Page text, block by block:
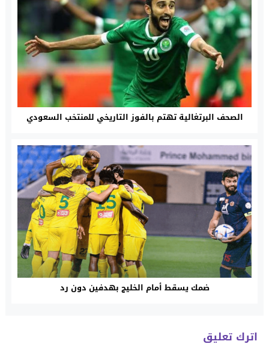
الصحف البرتغالية تهتم بالفوز التاريخي للمنتخب السعودي
ضمك يسقط أمام الخليج بهدفين دون رد
اترك تعليق